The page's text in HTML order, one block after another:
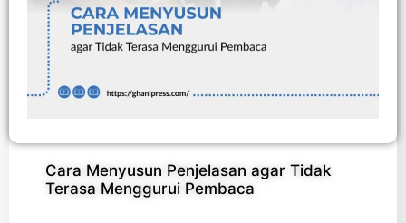
Cara Menyusun Penjelasan agar Tidak
Terasa Menggurui Pembaca